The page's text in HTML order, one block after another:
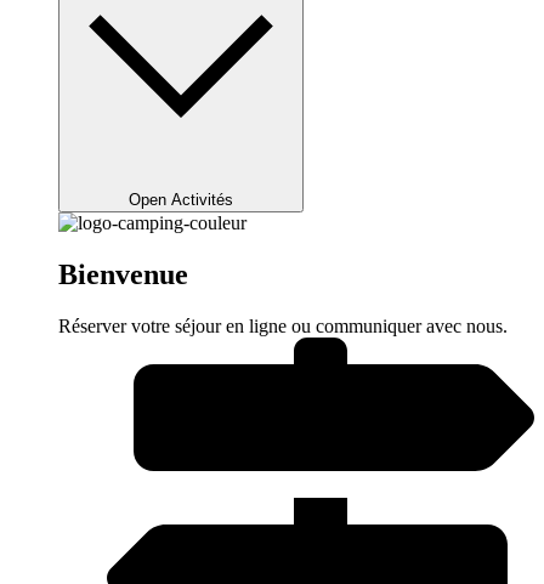
Open Activités
Bienvenue
Réserver votre séjour en ligne ou communiquer avec nous.